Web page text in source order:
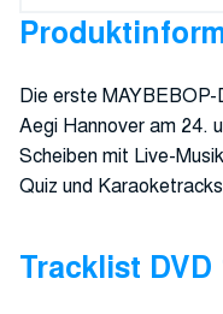
Die erste
Aegi Hannover am 24.
Scheiben mit Live-
Quiz und
Tracklist DVD